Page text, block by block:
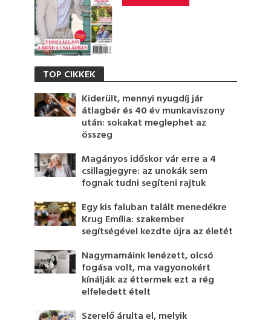
TOP CIKKEK
Kiderült, mennyi nyugdíj jár
átlagbér és 40 év munkaviszony
után: sokakat meglephet az
összeg
Magányos időskor vár erre a 4
csillagjegyre: az unokák sem
fognak tudni segíteni rajtuk
Egy kis faluban talált menedékre
Krug Emília: szakember
segítségével kezdte újra az életét
Nagymamáink lenézett, olcsó
fogása volt, ma vagyonokért
kínálják az éttermek ezt a rég
elfeledett ételt
Szerelő árulta el, melyik